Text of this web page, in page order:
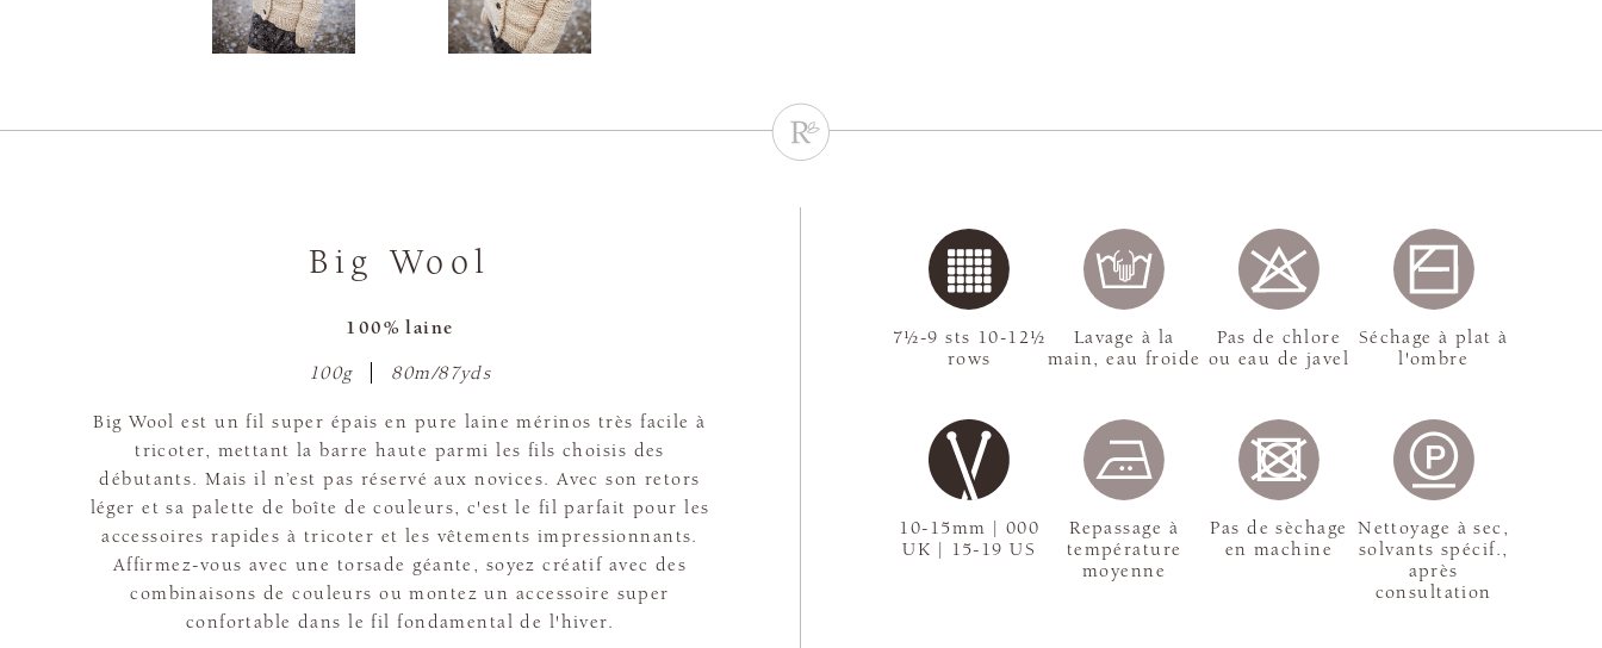
Big Wool
100% laine
100g 80m/87yds
Big Wool est un fil super épais en pure laine mérinos très facile à
tricoter, mettant la barre haute parmi les fils choisis des
débutants. Mais il n’est pas réservé aux novices. Avec son retors
léger et sa palette de boîte de couleurs, c'est le fil parfait pour les
accessoires rapides à tricoter et les vêtements impressionnants.
Affirmez-vous avec une torsade géante, soyez créatif avec des
combinaisons de couleurs ou montez un accessoire super
confortable dans le fil fondamental de l'hiver.
10-15mm | 000
UK | 15-19 US
7½-9 sts 10-12½
rows
Lavage à la
main, eau froide
Pas de chlore
ou eau de javel
Séchage à plat à
l'ombre
Repassage à
température
moyenne
Pas de sèchage
en machine
Nettoyage à sec,
solvants spécif.,
après
consultation